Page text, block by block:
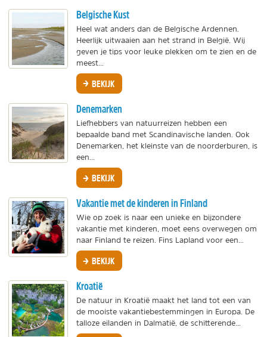
Belgische Kust
Heel wat anders dan de Belgische Ardennen.
Heerlijk uitwaaien aan het strand in België. Wij
geven je tips voor leuke plekken om te zien en de
meest...
BEKIJK
Denemarken
Liefhebbers van natuurreizen hebben een
bepaalde band met Scandinavische landen. Ook
Denemarken, het kleinste van de noorderburen, is
een...
BEKIJK
Vakantie met de kinderen in Finland
Wie op zoek is naar een unieke en bijzondere
vakantie met kinderen, moet eens overwegen om
naar Finland te reizen. Fins Lapland voor een...
BEKIJK
Kroatië
De natuur in Kroatië maakt het land tot een van
de mooiste vakantiebestemmingen in Europa. De
talloze eilanden in Dalmatië, de schitterende...